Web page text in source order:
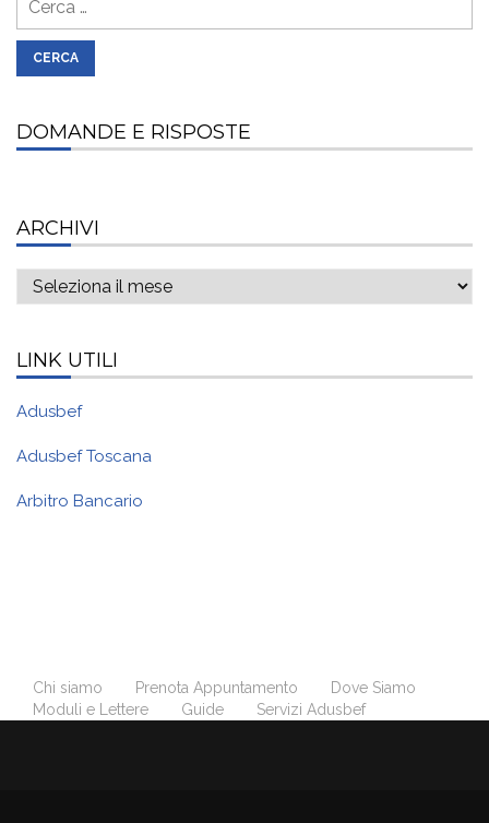
per:
DOMANDE E RISPOSTE
ARCHIVI
Archivi
LINK UTILI
Adusbef
Adusbef Toscana
Arbitro Bancario
Chi siamo Prenota Appuntamento
Dove Siamo
Moduli e Lettere
Guide Servizi Adusbef